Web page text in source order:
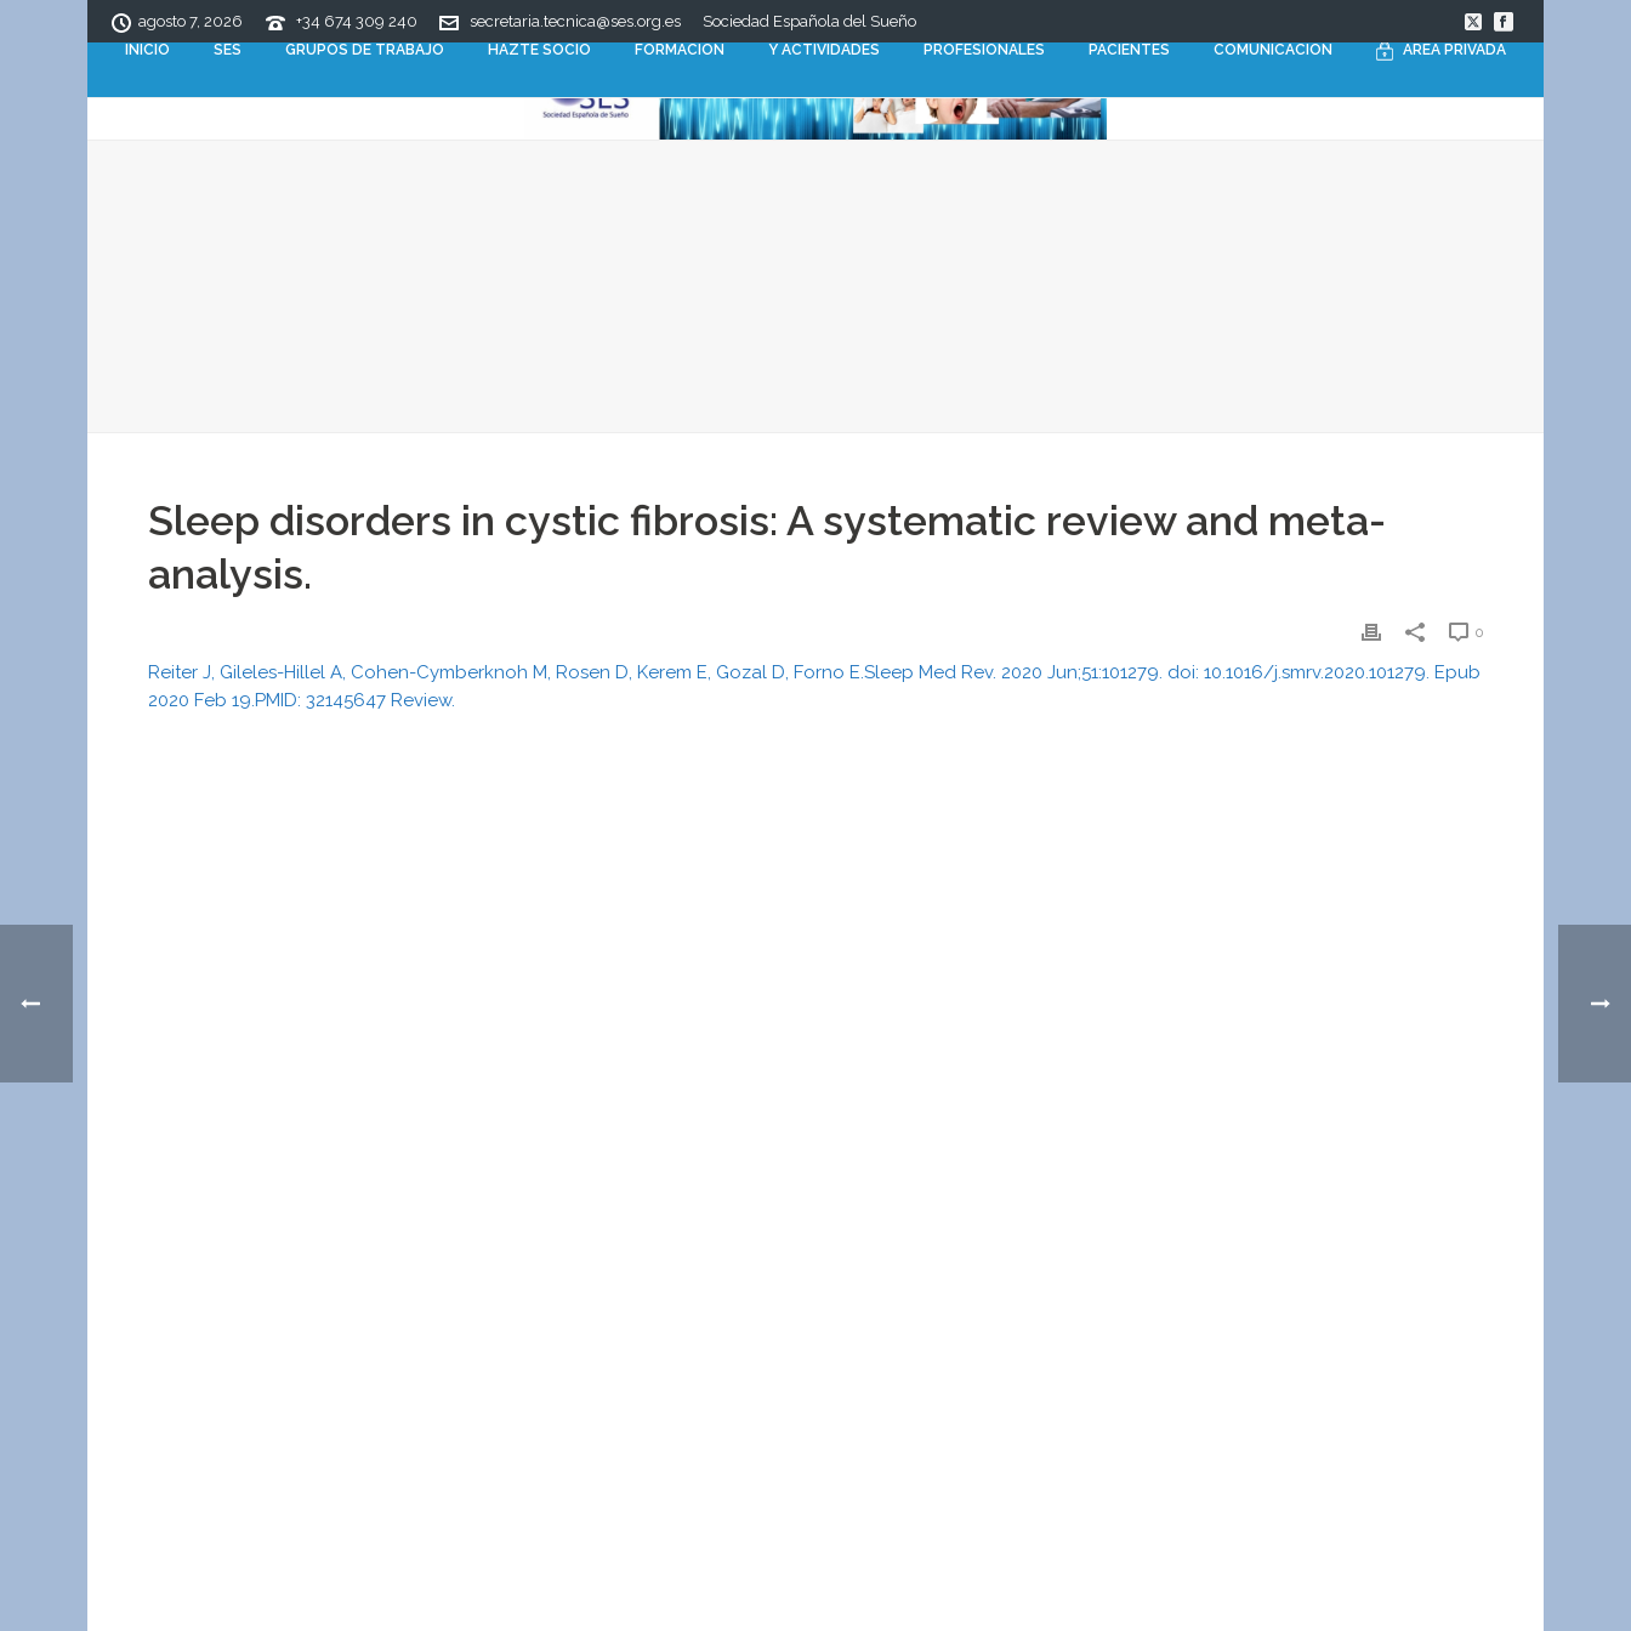
agosto 7, 2026 +34 674 309 240 secretaria.tecnica@ses.org.es Sociedad Española del Sueño
INICIO SES GRUPOS DE TRABAJO HAZTE SOCIO FORMACIÓN
CONGRESOS
Y ACTIVIDADES
PROFESIONALES PACIENTES COMUNICACIÓN AREA PRIVADA
Sleep disorders in cystic fibrosis: A systematic review and meta-
analysis.
0
Reiter J, Gileles-Hillel A, Cohen-Cymberknoh M, Rosen D, Kerem E, Gozal D, Forno E.Sleep Med Rev. 2020 Jun;51:101279. doi: 10.1016/j.smrv.2020.101279. Epub
2020 Feb 19.PMID: 32145647 Review.